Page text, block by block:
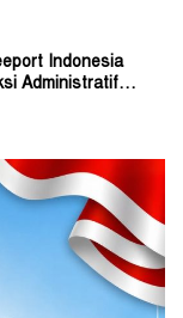
Indonesia
Administratif